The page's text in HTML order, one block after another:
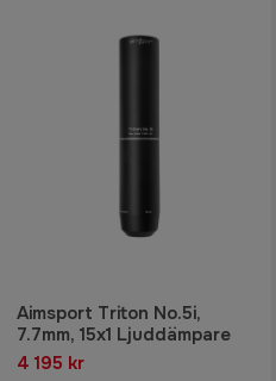
Aimsport Triton No.5i,
7.7mm, 15x1 Ljuddämpare
4 195 kr